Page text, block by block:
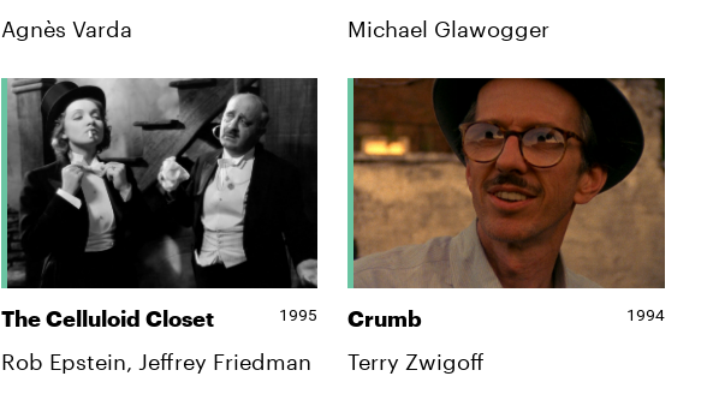
Agnès Varda Michael Glawogger
The Celluloid Closet 1995
Rob Epstein, Jeffrey Friedman
Crumb 1994
Terry Zwigoff